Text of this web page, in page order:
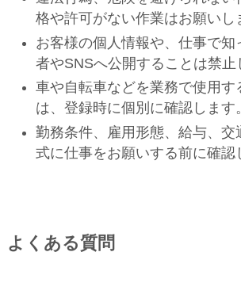
格や許可がない作業はお願いし
お客様の個人情報や、仕事で知
者やSNSへ公開することは禁止
車や自転車などを業務で使用す
は、登録時に個別に確認します。
勤務条件、雇用形態、給与、交
式に仕事をお願いする前に確認
よくある質問